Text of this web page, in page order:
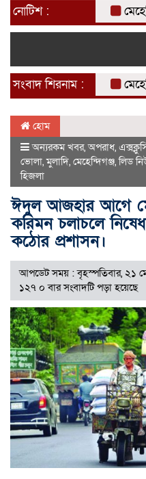
নোটিশ :
সংবাদ শিরনাম :
হোম
অন্যরকম খবর,অপরাধ,
ভোলা,মুলাদি, মেহেন্দিগঞ্জ,লিড
হিজলা
ঈদুল আজহার আগে
করিমন চলাচলে
কঠোর প্রশাসন।
আপডেট সময় : বৃহস্পতিবার, ২১
১২৭ ০ বার সংবাদটি পড়া হয়েছে